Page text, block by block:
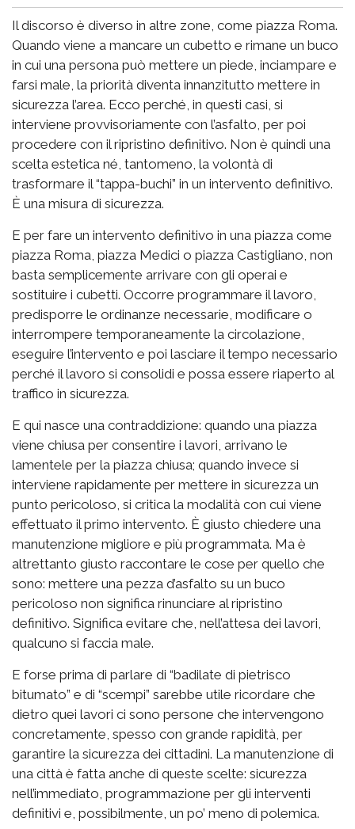
Il discorso è diverso in altre zone, come piazza Roma.
Quando viene a mancare un cubetto e rimane un buco
in cui una persona può mettere un piede, inciampare e
farsi male, la priorità diventa innanzitutto mettere in
sicurezza l’area. Ecco perché, in questi casi, si
interviene provvisoriamente con l’asfalto, per poi
procedere con il ripristino definitivo. Non è quindi una
scelta estetica né, tantomeno, la volontà di
trasformare il “tappa-buchi” in un intervento definitivo.
È una misura di sicurezza.
E per fare un intervento definitivo in una piazza come
piazza Roma, piazza Medici o piazza Castigliano, non
basta semplicemente arrivare con gli operai e
sostituire i cubetti. Occorre programmare il lavoro,
predisporre le ordinanze necessarie, modificare o
interrompere temporaneamente la circolazione,
eseguire l’intervento e poi lasciare il tempo necessario
perché il lavoro si consolidi e possa essere riaperto al
traffico in sicurezza.
E qui nasce una contraddizione: quando una piazza
viene chiusa per consentire i lavori, arrivano le
lamentele per la piazza chiusa; quando invece si
interviene rapidamente per mettere in sicurezza un
punto pericoloso, si critica la modalità con cui viene
effettuato il primo intervento. È giusto chiedere una
manutenzione migliore e più programmata. Ma è
altrettanto giusto raccontare le cose per quello che
sono: mettere una pezza d’asfalto su un buco
pericoloso non significa rinunciare al ripristino
definitivo. Significa evitare che, nell’attesa dei lavori,
qualcuno si faccia male.
E forse prima di parlare di “badilate di pietrisco
bitumato” e di “scempi” sarebbe utile ricordare che
dietro quei lavori ci sono persone che intervengono
concretamente, spesso con grande rapidità, per
garantire la sicurezza dei cittadini. La manutenzione di
una città è fatta anche di queste scelte: sicurezza
nell’immediato, programmazione per gli interventi
definitivi e, possibilmente, un po’ meno di polemica.